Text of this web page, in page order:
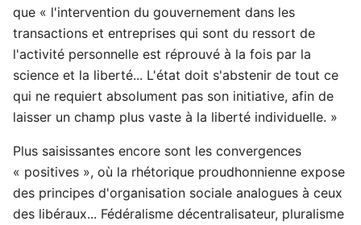
que « l'intervention du gouvernement dans les
transactions et entreprises qui sont du ressort de
l'activité personnelle est réprouvé à la fois par la
science et la liberté... L'état doit s'abstenir de tout ce
qui ne requiert absolument pas son initiative, afin de
laisser un champ plus vaste à la liberté individuelle. »
Plus saisissantes encore sont les convergences
« positives », où la rhétorique proudhonnienne expose
des principes d'organisation sociale analogues à ceux
des libéraux... Fédéralisme décentralisateur, pluralisme